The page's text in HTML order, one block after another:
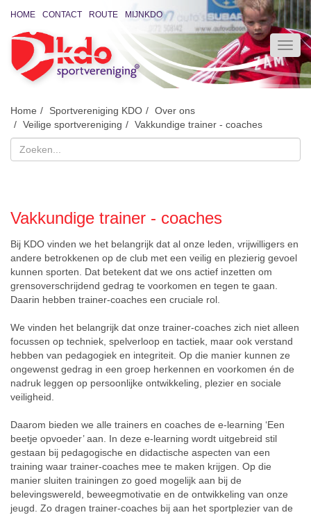
HOME CONTACT ROUTE MIJNKDO
Home Sportvereniging KDO
Over ons
Veilige sportvereniging
Vakkundige trainer - coaches
Vakkundige trainer - coaches
Bij KDO vinden we het belangrijk dat al onze leden, vrijwilligers en
andere betrokkenen op de club met een veilig en plezierig gevoel
kunnen sporten. Dat betekent dat we ons actief inzetten om
grensoverschrijdend gedrag te voorkomen en tegen te gaan.
Daarin hebben trainer-coaches een cruciale rol.
We vinden het belangrijk dat onze trainer-coaches zich niet alleen
focussen op techniek, spelverloop en tactiek, maar ook verstand
hebben van pedagogiek en integriteit. Op die manier kunnen ze
ongewenst gedrag in een groep herkennen en voorkomen én de
nadruk leggen op persoonlijke ontwikkeling, plezier en sociale
veiligheid.
Daarom bieden we alle trainers en coaches de e-learning ‘Een
beetje opvoeder’ aan. In deze e-learning wordt uitgebreid stil
gestaan bij pedagogische en didactische aspecten van een
training waar trainer-coaches mee te maken krijgen. Op die
manier sluiten trainingen zo goed mogelijk aan bij de
belevingswereld, beweegmotivatie en de ontwikkeling van onze
jeugd. Zo dragen trainer-coaches bij aan het sportplezier van de